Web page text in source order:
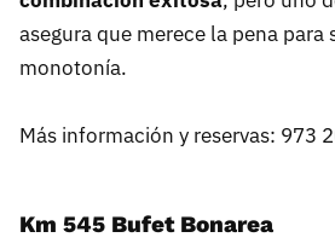
asegura que merece la pena para
monotonía.
Más información y reservas: 973
Km 545 Bufet Bonarea